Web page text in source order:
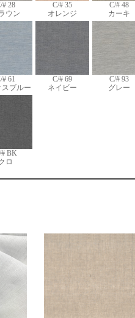
# 28
ウン
C/# 35
オレンジ
C/# 48
カーキ
# 61
ブルー
C/# 69
ネイビー
C/# 93
グレー
# BK
ロ